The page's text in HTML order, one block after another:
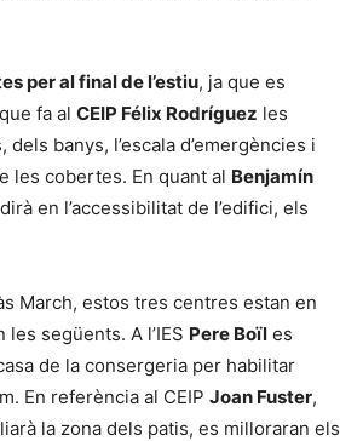
per al final de l’estiu, ja que es
fa al CEIP Félix Rodríguez les
banys, l’escala d’emergències i
les cobertes. En quant al Benjamín
en l’accessibilitat de l’edifici, els
March, estos tres centres estan en
següents. A l’IES Pere Boïl es
de la consergeria per habilitar
En referència al CEIP Joan Fuster,
la zona dels patis, es milloraran els